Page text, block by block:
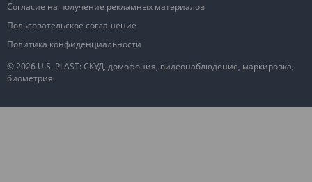
© 2026 U.S. PLAST: СКУД, домофония, видеонаблюдение, маркировка,
биометрия
Согласие на получение рекламных материалов
Пользовательское соглашение
Политика конфиденциальности